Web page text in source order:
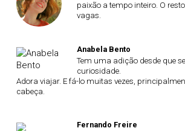
paixão a tempo inteiro. O
vagas.
Anabela Bento
Tem uma adição desde que
curiosidade.
Adora viajar. E fá-lo muitas vezes,
cabeça.
Fernando Freire